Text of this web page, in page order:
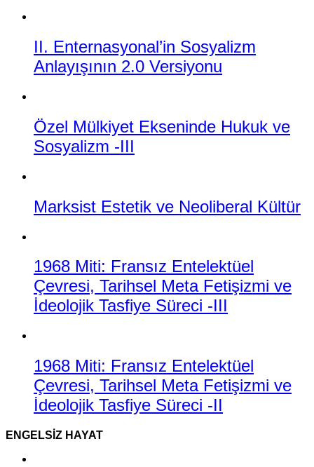
II. Enternasyonal’in Sosyalizm
Anlayışının 2.0 Versiyonu
Özel Mülkiyet Ekseninde Hukuk ve
Sosyalizm -III
Marksist Estetik ve Neoliberal Kültür
1968 Miti: Fransız Entelektüel
Çevresi, Tarihsel Meta Fetişizmi ve
İdeolojik Tasfiye Süreci -III
1968 Miti: Fransız Entelektüel
Çevresi, Tarihsel Meta Fetişizmi ve
İdeolojik Tasfiye Süreci -II
ENGELSIZ HAYAT